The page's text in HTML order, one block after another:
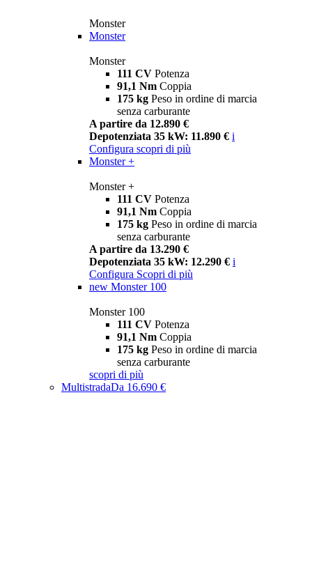
Monster
Monster
Monster
111 CV Potenza
91,1 Nm Coppia
175 kg Peso in ordine di marcia
senza carburante
A partire da 12.890 €
Depotenziata 35 kW: 11.890 € i
Configura scopri di più
Monster +
Monster +
111 CV Potenza
91,1 Nm Coppia
175 kg Peso in ordine di marcia
senza carburante
A partire da 13.290 €
Depotenziata 35 kW: 12.290 € i
Configura Scopri di più
new Monster 100
Monster 100
111 CV Potenza
91,1 Nm Coppia
175 kg Peso in ordine di marcia
senza carburante
scopri di più
MultistradaDa 16.690 €